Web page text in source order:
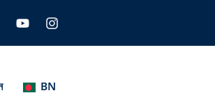
ই
উ
টি
ই
ন
স্টা
BN